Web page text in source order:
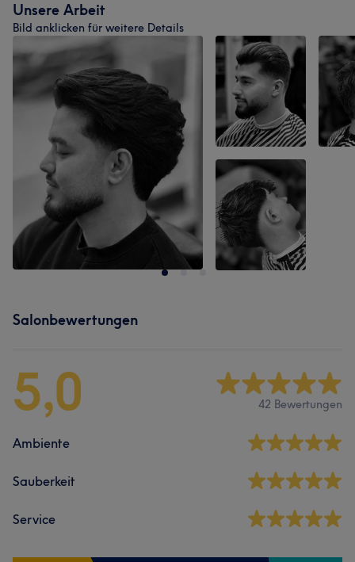
Unsere Arbeit
Bild anklicken für weitere Details
Salonbewertungen
5,0 42 Bewertungen
Ambiente
Sauberkeit
Service